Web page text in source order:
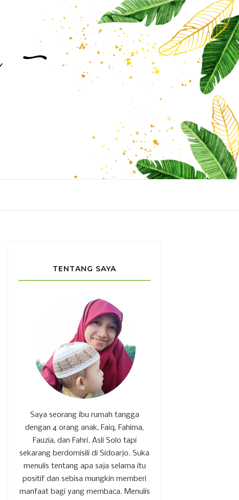
TENTANG SAYA
Saya seorang ibu rumah tangga
dengan 4 orang anak, Faiq, Fahima,
Fauzia, dan Fahri. Asli Solo tapi
sekarang berdomisili di Sidoarjo. Suka
menulis tentang apa saja selama itu
positif dan sebisa mungkin memberi
manfaat bagi yang membaca. Menulis